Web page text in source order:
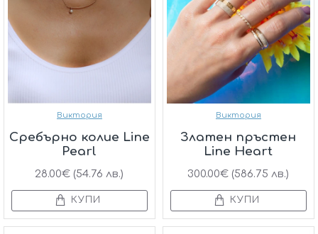
Виктория
Сребърнo колие Line
Pearl
28.00€ (54.76 лв.)
КУПИ
Виктория
Златен пръстен
Line Heart
300.00€ (586.75 лв.)
КУПИ